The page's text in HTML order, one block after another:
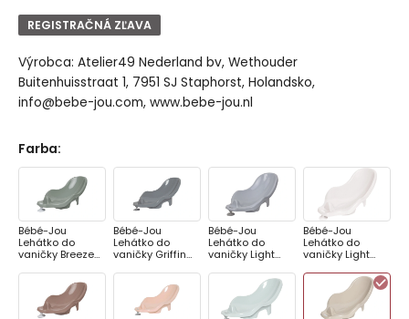
REGISTRAČNÁ ZĽAVA
Výrobca: Atelier49 Nederland bv, Wethouder
Buitenhuisstraat 1, 7951 SJ Staphorst, Holandsko,
info@bebe-jou.com, www.bebe-jou.nl
Farba:
Bébé-Jou
Lehátko do
vaničky Breeze
Bébé-Jou
Lehátko do
vaničky Griffin
Bébé-Jou
Lehátko do
vaničky Light
Bébé-Jou
Lehátko do
vaničky Light